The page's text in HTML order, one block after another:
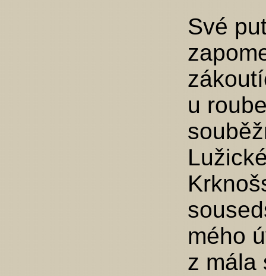
Své
u
mého
z mála